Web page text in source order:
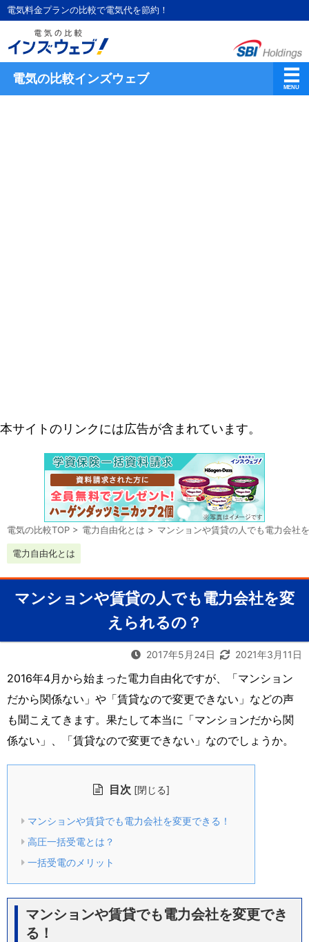
電気料金プランの比較で電気代を節約！
電気の比較インズウェブ
本サイトのリンクには広告が含まれています。
電気の比較TOP > 電力自由化とは > マンションや賃貸の人でも電力会社
電力自由化とは
マンションや賃貸の人でも電力会社を変
えられるの？
2017年5月24日 2021年3月11日
2016年4月から始まった電力自由化ですが、「マンション
だから関係ない」や「賃貸なので変更できない」などの声
も聞こえてきます。果たして本当に「マンションだから関
係ない」、「賃貸なので変更できない」なのでしょうか。
目次 [閉じる]
マンションや賃貸でも電力会社を変更できる！
高圧一括受電とは？
一括受電のメリット
マンションや賃貸でも電力会社を変更でき
る！